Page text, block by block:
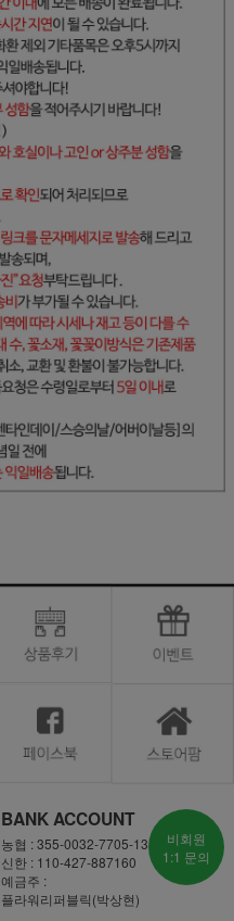
BANK ACCOUNT
농협 : 355-0032-7705-13
신한 : 110-427-887160
예금주 :
플라워리퍼블릭(박상현)
비회원
1:1 문의